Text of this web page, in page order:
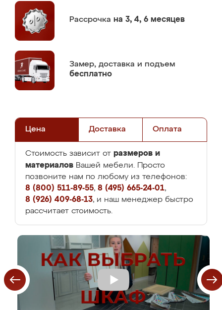
Рассрочка на 3, 4, 6 месяцев
Замер, доставка и подъем
бесплатно
Цена Доставка Оплата
Стоимость зависит от размеров и
материалов Вашей мебели. Просто
позвоните нам по любому из телефонов:
8 (800) 511-89-55, 8 (495) 665-24-01,
8 (926) 409-68-13, и наш менеджер быстро
рассчитает стоимость.